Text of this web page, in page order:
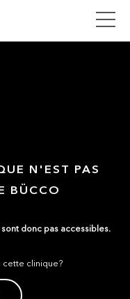
N'EST PAS
BÜCCO
donc pas accessibles.
cette clinique?